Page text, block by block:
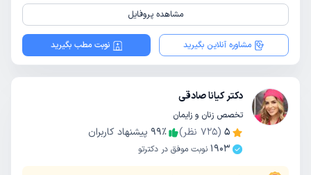
مشاهده پروفایل
مشاوره آنلاین بگیرید نوبت مطب بگیرید
دکتر کیانا صادقی
تخصص زنان و زایمان
5
(
725 نظر) 99٪
پیشنهاد کاربران
1903 نوبت موفق در دکترتو